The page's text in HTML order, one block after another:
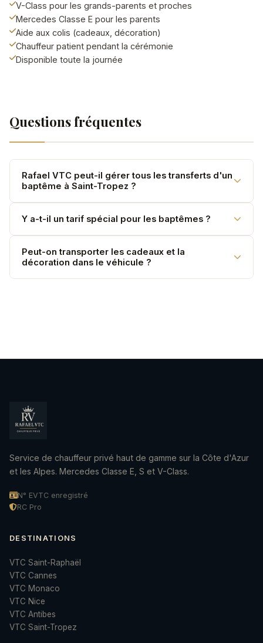
V-Class pour les grands-parents et proches
Mercedes Classe E pour les parents
Aide aux colis (cadeaux, décoration)
Chauffeur patient pendant la cérémonie
Disponible toute la journée
Questions fréquentes
Rafael VTC peut-il gérer tous les transferts d'un
baptême à Saint-Tropez ?
Oui — église, photographe, salle de réception, retour.
Un programme complet sur devis.
Y a-t-il un tarif spécial pour les baptêmes ?
Service à la journée ou à la demi-journée selon votre
programme.
Peut-on transporter les cadeaux et la
décoration dans le véhicule ?
Service de chauffeur privé haut de gamme sur la Côte d'Azur
et les Alpes. Mercedes Classe E, S et V-Class.
N° EVTC enregistré
RC Pro
DESTINATIONS
VTC Saint-Raphaël
VTC Cannes
VTC Monaco
VTC Nice
VTC Antibes
VTC Saint-Tropez